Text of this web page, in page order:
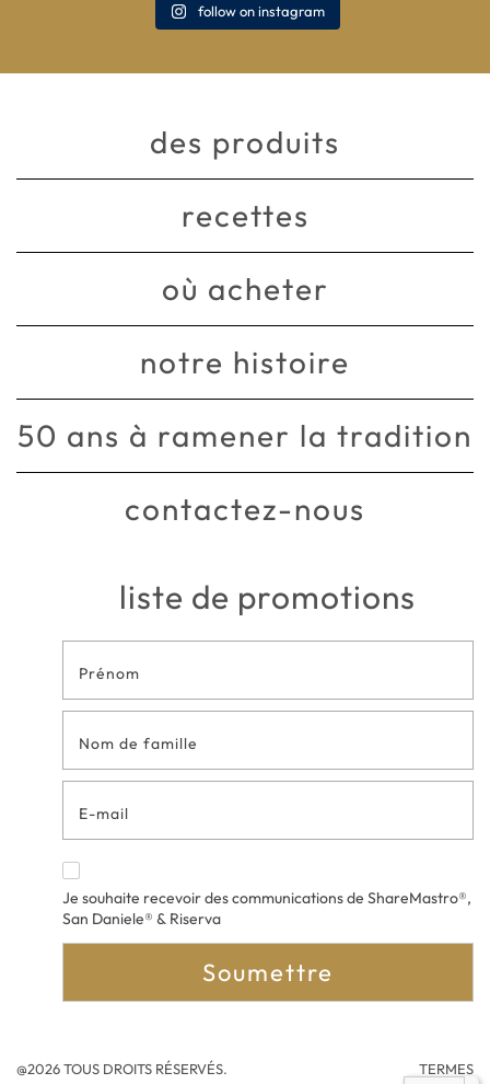
follow on instagram
des produits
recettes
où acheter
notre histoire
50 ans à ramener la tradition
contactez-nous
liste de promotions
Formulaire
de contact
en bas de
page
Je souhaite recevoir des communications de ShareMastro®,
San Daniele® & Riserva
Soumettre
@2026 TOUS DROITS RÉSERVÉS. TERMES